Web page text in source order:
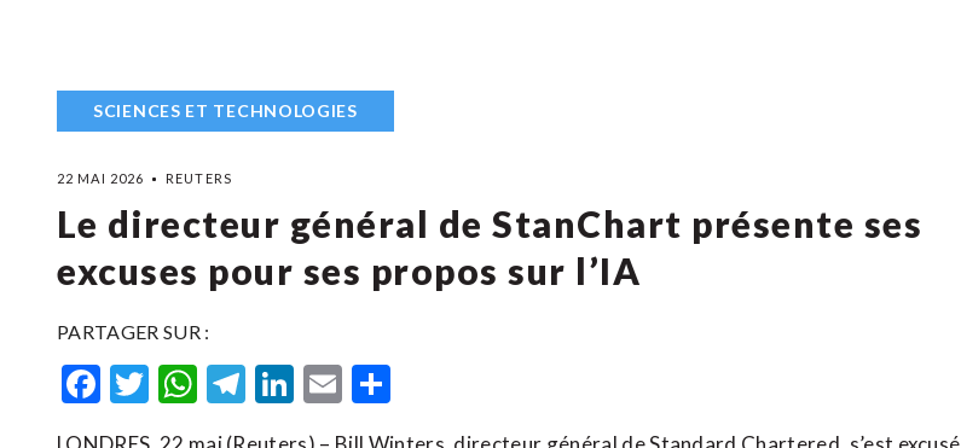
SCIENCES ET TECHNOLOGIES
22 MAI 2026 REUTERS
Le directeur général de StanChart présente ses
excuses pour ses propos sur l’IA
PARTAGER SUR :
Facebook
Twitter
WhatsApp
Telegram
LinkedIn
Email